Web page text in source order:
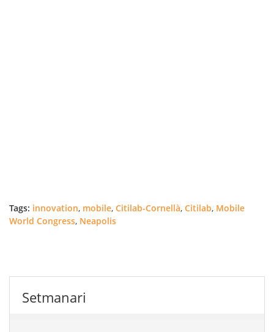
Tags: innovation, mobile, Citilab-Cornellà, Citilab, Mobile
World Congress, Neapolis
Setmanari